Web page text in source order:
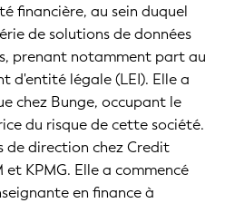
financière, au sein duquel
de solutions de données
prenant notamment part au
d'entité légale (LEI). Elle a
chez Bunge, occupant le
du risque de cette société.
de direction chez Credit
et KPMG. Elle a commencé
en finance à